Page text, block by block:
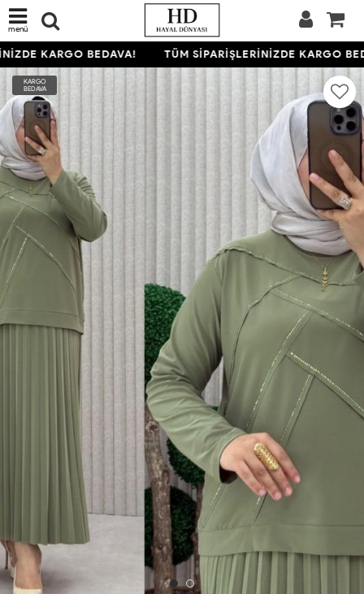
menü
KARGO BEDAVA! TÜM SİPARİŞLERİNİZDE KARGO
KARGO
BEDAVA